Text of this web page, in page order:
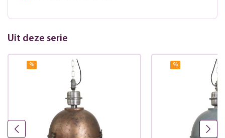
Uit deze serie
% %